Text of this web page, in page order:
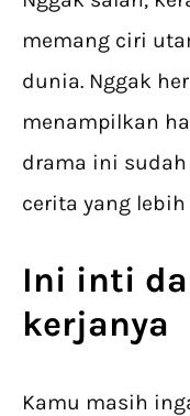
memang ciri
dunia. Nggak
menampilkan
drama ini
cerita yang lebih
Ini inti
kerjanya
Kamu masih